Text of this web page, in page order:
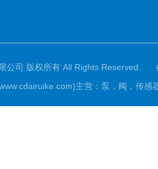
公司 版权所有 All Rights Reserved.
主营：泵，阀，传